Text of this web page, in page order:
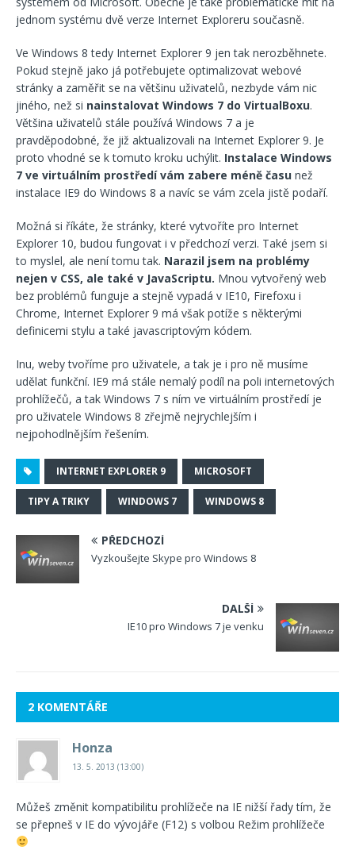
jednom systému dvě verze Internet Exploreru současně.
Ve Windows 8 tedy Internet Explorer 9 jen tak nerozběhnete.
Pokud stejně jako já potřebujete optimalizovat webové
stránky a zaměřit se na většinu uživatelů, nezbyde vám nic
jiného, než si nainstalovat Windows 7 do VirtualBoxu.
Většina uživatelů stále používá Windows 7 a je
pravděpodobné, že již aktualizovali na Internet Explorer 9. Je
proto vhodné se k tomuto kroku uchýlit. Instalace Windows
7 ve virtuálním prostředí vám zabere méně času než
instalace IE9 do Windows 8 a navíc se vám zcela jistě podaří.
Možná si říkáte, že stránky, které vytvoříte pro Internet
Explorer 10, budou fungovat i v předchozí verzi. Také jsem si
to myslel, ale není tomu tak. Narazil jsem na problémy
nejen v CSS, ale také v JavaScriptu. Mnou vytvořený web
bez problémů funguje a stejně vypadá v IE10, Firefoxu i
Chrome, Internet Explorer 9 má však potíže s některými
definicemi stylu a také javascriptovým kódem.
Inu, weby tvoříme pro uživatele, a tak je i pro ně musíme
udělat funkční. IE9 má stále nemalý podíl na poli internetových
prohlížečů, a tak Windows 7 s ním ve virtuálním prostředí je
pro uživatele Windows 8 zřejmě nejrychlejším i
nejpohodlnějším řešením.
INTERNET EXPLORER 9 MICROSOFT
TIPY A TRIKY WINDOWS 7 WINDOWS 8
PŘEDCHOZÍ
Vyzkoušejte Skype pro Windows 8
DALŠÍ
IE10 pro Windows 7 je venku
2 KOMENTÁŘE
Honza
13. 5. 2013 (13:00)
Můžeš změnit kompatibilitu prohlížeče na IE nižší řady tím, že
se přepneš v IE do vývojáře (F12) s volbou Režim prohlížeče